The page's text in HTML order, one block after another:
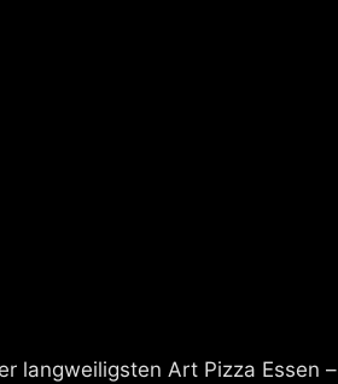
langweiligsten Art Pizza Essen –